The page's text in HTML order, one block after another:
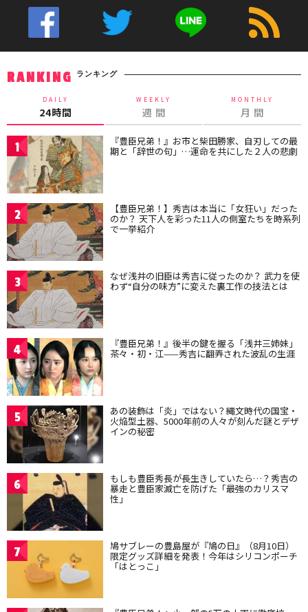
RANKING ランキング
DAILY
24時間
WEEKLY
週 間
MONTHLY
月 間
1 『豊臣兄弟！』お市と柴田勝家、自刃しての最
期と「辞世の句」…運命を共にした２人の悲劇
2 【豊臣兄弟！】秀吉は本当に「女狂い」だった
のか？ 天下人を彩った11人の側室たちを時系列
で一挙紹介
3 なぜ浅井の旧臣は秀吉に従ったのか？ 武力を使
わず“自分の味方”に変えた裏工作の技法とは
4 『豊臣兄弟！』後半の鍵を握る「浅井三姉妹」
茶々・初・江——秀吉に翻弄された波乱の生涯
5 あの装飾は「炎」ではない？縄文時代の国宝・
火焔型土器、5000年前の人々が刻んだ謎とデザ
インの秘密
6 もしも豊臣秀長が長生きしていたら…？秀吉の
暴走と豊臣家滅亡を防げた「最強のカリスマ
性」
7 鳩サブレーの豊島屋が『鳩の日』（8月10日）
限定グッズ詳細を発表！今年はシリコンポーチ
「はとっこ」